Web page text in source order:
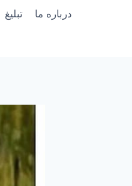
تبلیغ درباره ما